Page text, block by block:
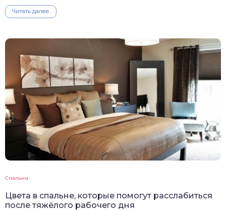
Читать далее
Спальня
Цвета в спальне, которые помогут расслабиться
после тяжёлого рабочего дня